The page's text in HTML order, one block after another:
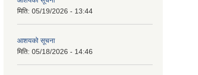
मिति: 05/19/2026 - 13:44
आशयको सूचना
मिति: 05/18/2026 - 14:46